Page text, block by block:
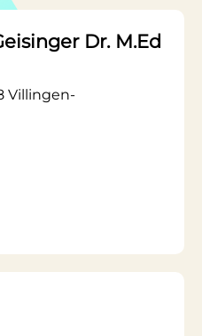
Dr. M.Ed
Villingen-